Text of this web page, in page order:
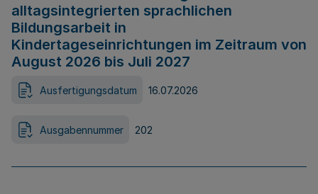
alltagsintegrierten sprachlichen
Bildungsarbeit in
Kindertageseinrichtungen im Zeitraum von
August 2026 bis Juli 2027
Ausfertigungsdatum 16.07.2026
Ausgabennummer 202